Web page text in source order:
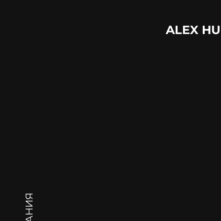
ALEX